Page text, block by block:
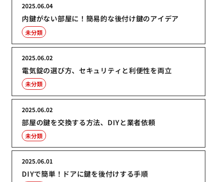
内鍵がない部屋に！簡易的な後付け鍵のアイデア
2025.06.04
未分類
電気錠の選び方、セキュリティと利便性を両立
2025.06.02
未分類
部屋の鍵を交換する方法、DIYと業者依頼
2025.06.02
未分類
DIYで簡単！ドアに鍵を後付けする手順
2025.06.01